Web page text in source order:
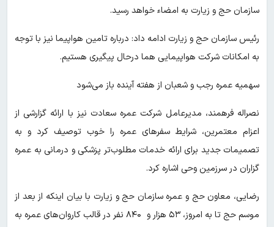
سازمان حج و زیارت به امضاء خواهد رسید.
رئیس سازمان حج و زیارت ادامه داد: درباره تامین هواپیما نیز با توجه
به امکانات شرکت هواپیمایی هما درحال پیگیری هستیم.
سهمیه عمره رجب و شعبان از هفته آینده باز می‌شود
نصراله فرهمند، مدیرعامل شرکت عمره سعادت نیز با ارائه گزارشی از
اعزام معتمرین، شرایط سفرهای عمره را خوب توصیف کرد و به
تصمیمات جدید برای ارائه خدمات مطلوب‌تر پزشکی و درمانی به عمره
گزاران در سرزمین وحی اشاره کرد.
رضایی، معاون حج و عمره سازمان حج و زیارت با بیان اینکه از بعد از
موسم حج تا به امروز، ۵۳ هزار و ۸۴۰ نفر در قالب کاروان‌های عمره به